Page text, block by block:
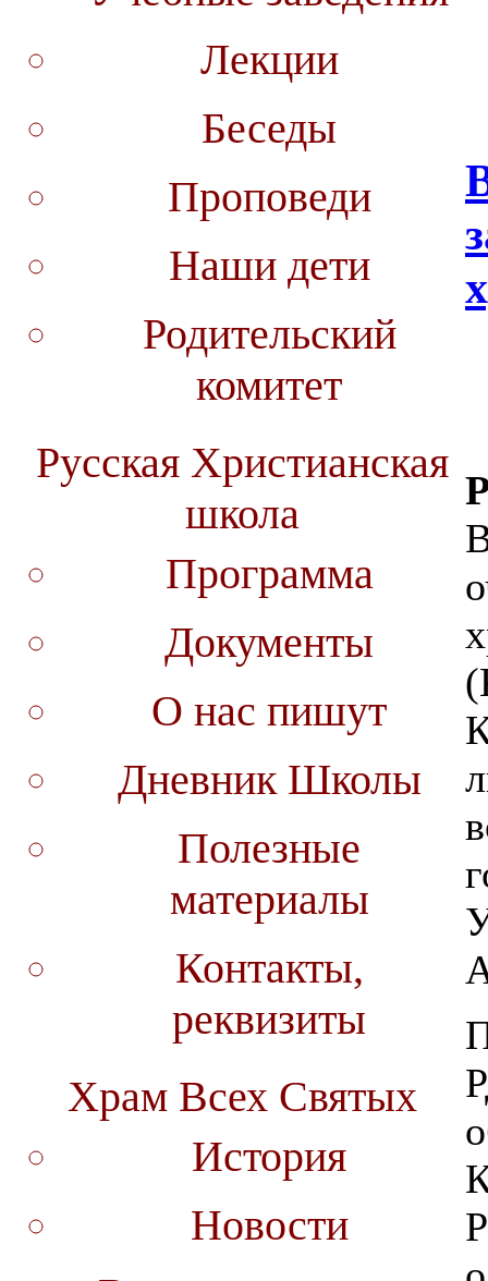
Лекции
Беседы
Проповеди
Наши дети
Родительский
комитет
Русская Христианская
школа
Программа
Документы
О нас пишут
Дневник Школы
Полезные
материалы
Контакты,
реквизиты
Храм Всех Святых
История
Новости